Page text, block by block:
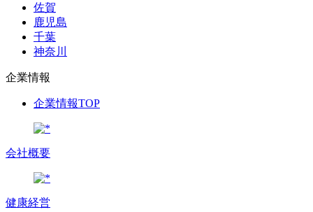
佐賀
鹿児島
千葉
神奈川
企業情報
企業情報TOP
会社概要
健康経営